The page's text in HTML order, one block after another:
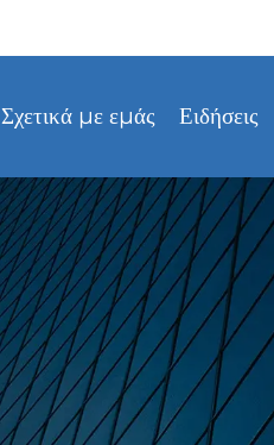
Σχετικά με εμάς Ειδήσεις